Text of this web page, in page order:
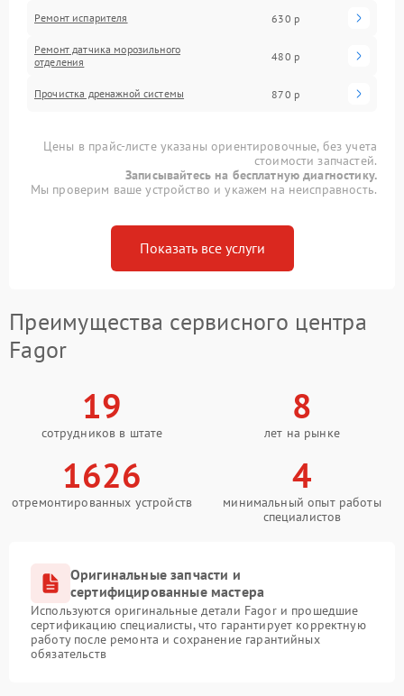
Ремонт испарителя 630 р
Ремонт датчика морозильного
отделения
480 р
Прочистка дренажной системы 870 р
Цены в прайс-листе указаны ориентировочные, без учета
стоимости запчастей.
Записывайтесь на бесплатную диагностику.
Мы проверим ваше устройство и укажем на неисправность.
Показать все услуги
Преимущества сервисного центра
Fagor
19
сотрудников в штате
8
лет на рынке
1626
отремонтированных устройств
4
минимальный опыт работы
специалистов
Оригинальные запчасти и
сертифицированные мастера
Используются оригинальные детали Fagor и прошедшие
сертификацию специалисты, что гарантирует корректную
работу после ремонта и сохранение гарантийных
обязательств